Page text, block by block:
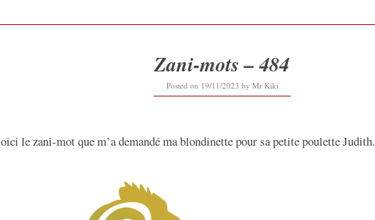
Zani-mots – 484
Posted on 19/11/202319/11/2023
by Mr Kiki
oici le zani-mot que m’a demandé ma blondinette pour sa petite poulette Judith.